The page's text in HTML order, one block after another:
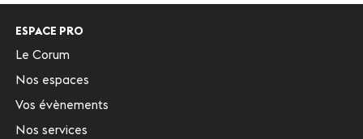
ESPACE PRO
Le Corum
Nos espaces
Vos évènements
Nos services